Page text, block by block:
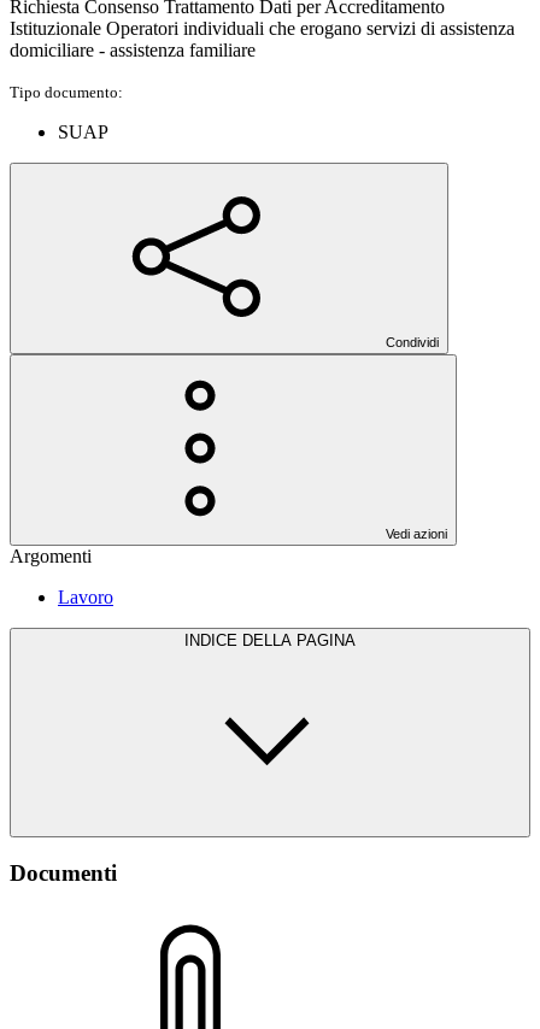
Richiesta Consenso Trattamento Dati per Accreditamento
Istituzionale Operatori individuali che erogano servizi di assistenza
domiciliare - assistenza familiare
Tipo documento:
SUAP
Condividi
Vedi azioni
Argomenti
Lavoro
INDICE DELLA PAGINA
Documenti